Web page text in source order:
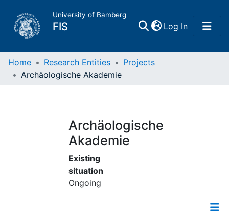
University of Bamberg
FIS Log In(current)
Home
Research Data
Projects
People
Home Research Entities
Projects
Archäologische Akademie
Archäologische
Akademie
Existing
situation
Ongoing